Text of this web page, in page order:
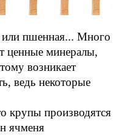
или пшенная... Много
ценные минералы,
возникает
ведь некоторые
крупы производятся
ячменя